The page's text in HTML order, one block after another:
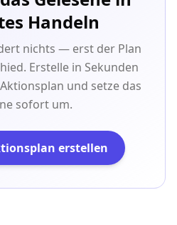
Handeln
nichts — erst der Plan
Erstelle in Sekunden
und setze das
sofort um.
erstellen